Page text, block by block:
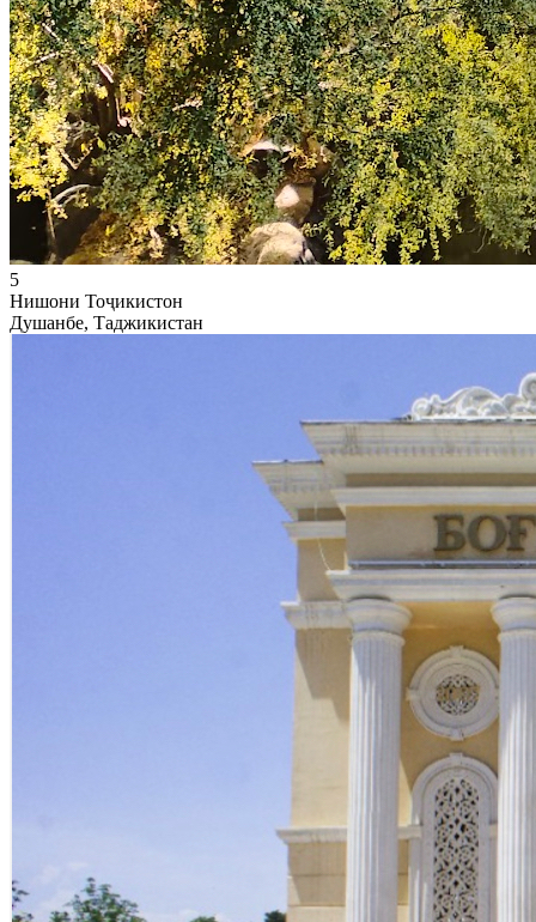
5
Нишони Тоҷикистон
Душанбе, Таджикистан